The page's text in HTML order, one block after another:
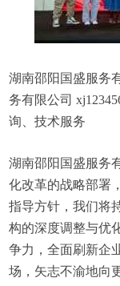
湖南邵阳国盛服务
务有限公司
询、技术服务
湖南邵阳国盛服务
化改革的战略部署
指导方针，我们将
构的深度调整与优
争力，全面刷新企
场，矢志不渝地向